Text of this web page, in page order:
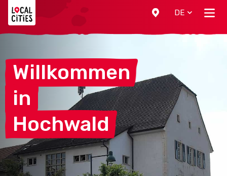
DE
Willkommen
in
Hochwald